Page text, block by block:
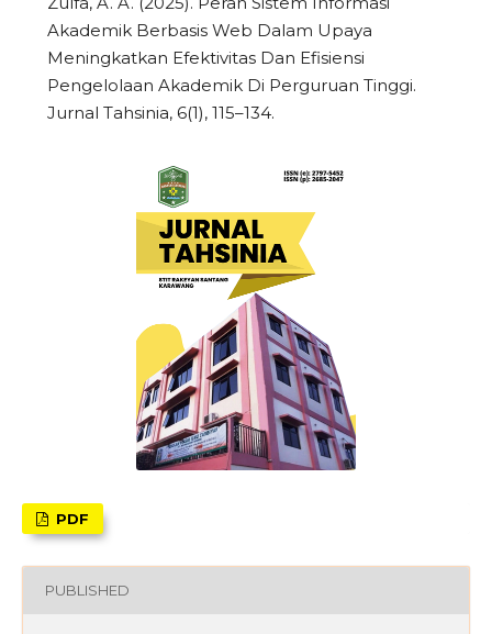
Akademik Berbasis Web Dalam Upaya
Meningkatkan Efektivitas Dan Efisiensi
Pengelolaan Akademik Di Perguruan Tinggi.
Jurnal Tahsinia, 6(1), 115–134.
PDF
PUBLISHED